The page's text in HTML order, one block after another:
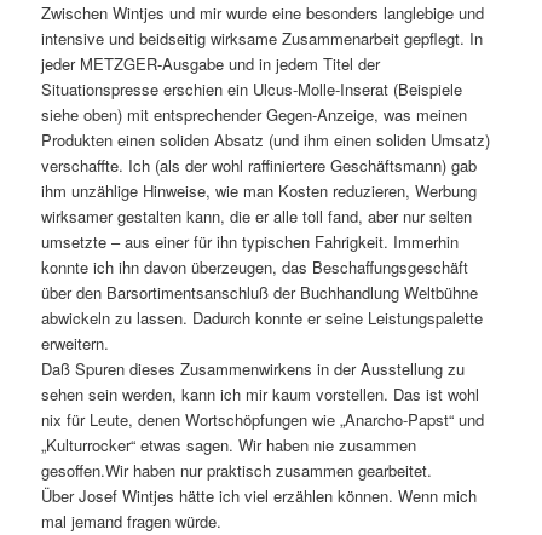
Zwischen Wintjes und mir wurde eine besonders langlebige und
intensive und beidseitig wirksame Zusammenarbeit gepflegt. In
jeder METZGER-Ausgabe und in jedem Titel der
Situationspresse erschien ein Ulcus-Molle-Inserat (Beispiele
siehe oben) mit entsprechender Gegen-Anzeige, was meinen
Produkten einen soliden Absatz (und ihm einen soliden Umsatz)
verschaffte. Ich (als der wohl raffiniertere Geschäftsmann) gab
ihm unzählige Hinweise, wie man Kosten reduzieren, Werbung
wirksamer gestalten kann, die er alle toll fand, aber nur selten
umsetzte – aus einer für ihn typischen Fahrigkeit. Immerhin
konnte ich ihn davon überzeugen, das Beschaffungsgeschäft
über den Barsortimentsanschluß der Buchhandlung Weltbühne
abwickeln zu lassen. Dadurch konnte er seine Leistungspalette
erweitern.
Daß Spuren dieses Zusammenwirkens in der Ausstellung zu
sehen sein werden, kann ich mir kaum vorstellen. Das ist wohl
nix für Leute, denen Wortschöpfungen wie „Anarcho-Papst“ und
„Kulturrocker“ etwas sagen. Wir haben nie zusammen
gesoffen.Wir haben nur praktisch zusammen gearbeitet.
Über Josef Wintjes hätte ich viel erzählen können. Wenn mich
mal jemand fragen würde.